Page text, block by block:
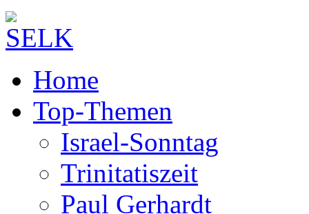
Home
Top-Themen
Israel-Sonntag
Trinitatiszeit
Paul Gerhardt